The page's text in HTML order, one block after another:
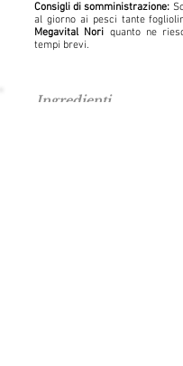
Ingredienti
Consigli di somministrazione:
al giorno ai pesci tante
Megavital Nori quanto ne
tempi brevi.